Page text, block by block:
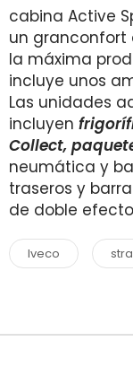
cabina Active
un granconfort
la máxima
incluye unos
Las unidades
incluyen
Collect,
neumática y
traseros y
de doble
Iveco